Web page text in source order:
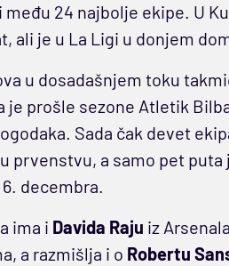
24 najbolje ekipe. U
ali je u La Ligi u donjem
u dosadašnjem toku
je prošle sezone Atletik
Sada čak devet
prvenstvu, a samo pet
decembra.
ima i Davida Raju iz
a razmišlja i o Robertu